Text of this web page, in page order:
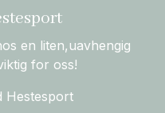
en liten,uavhengig
for oss!
Hestesport